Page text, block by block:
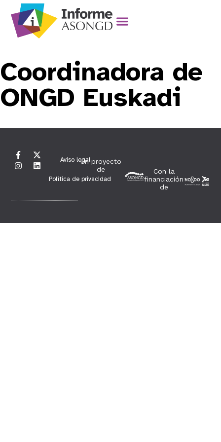
Coordinadora de
ONGD Euskadi
Aviso legal
Política de privacidad
Un proyecto
de
Con la
financiación
de